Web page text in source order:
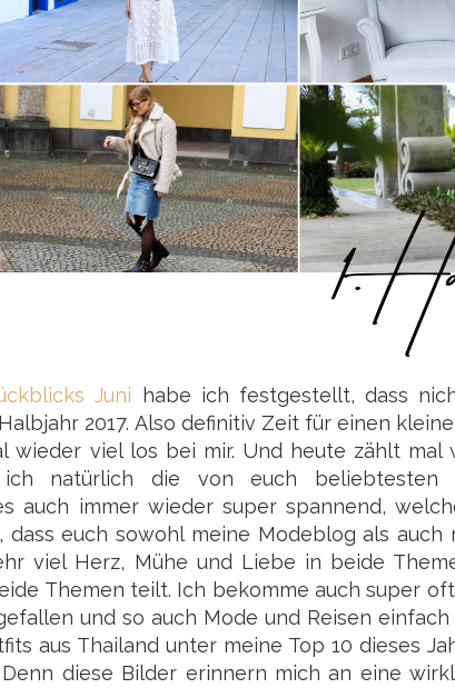
Juni
habe ich festgestellt, dass
2017. Also definitiv Zeit für einen
wieder viel los bei mir. Und heute zählt mal
natürlich die von euch beliebtesten
auch immer wieder super spannend,
euch sowohl meine Modeblog als auch
viel Herz, Mühe und Liebe in beide
Themen teilt. Ich bekomme auch super
und so auch Mode und Reisen
aus Thailand unter meine Top 10 dieses
diese Bilder erinnern mich an eine